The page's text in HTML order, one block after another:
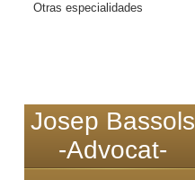
Otras especialidades
Josep Bassols
-Advocat-